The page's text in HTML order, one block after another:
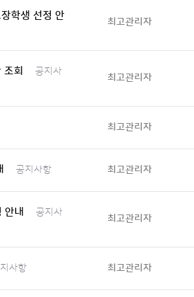
학생 선정 안
최고관리자
회
공지사
최고관리자
최고관리자
공지사항 최고관리자
안내
공지사
최고관리자
사항 최고관리자